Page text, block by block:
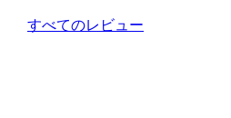
すべてのレビュー